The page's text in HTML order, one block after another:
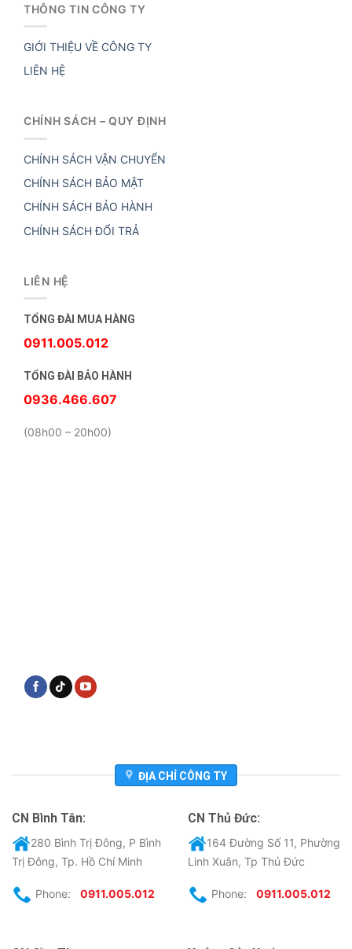
THÔNG TIN CÔNG TY
GIỚI THIỆU VỀ CÔNG TY
LIÊN HỆ
CHÍNH SÁCH – QUY ĐỊNH
CHÍNH SÁCH VẬN CHUYỂN
CHÍNH SÁCH BẢO MẬT
CHÍNH SÁCH BẢO HÀNH
CHÍNH SÁCH ĐỔI TRẢ
LIÊN HỆ
TỔNG ĐÀI MUA HÀNG
0911.005.012
TỔNG ĐÀI BẢO HÀNH
0936.466.607
(08h00 – 20h00)
ĐỊA CHỈ CÔNG TY
CN Bình Tân:
280 Bình Trị Đông, P Bình
Trị Đông, Tp. Hồ Chí Minh
Phone: 0911.005.012
CN Thủ Đức:
164 Đường Số 11, Phường
Linh Xuân, Tp Thủ Đức
Phone: 0911.005.012